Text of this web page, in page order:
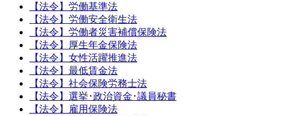
【法令】労働基準法
【法令】労働安全衛生法
【法令】労働者災害補償保険法
【法令】厚生年金保険法
【法令】女性活躍推進法
【法令】最低賃金法
【法令】社会保険労務士法
【法令】選挙･政治資金･議員秘書
【法令】雇用保険法